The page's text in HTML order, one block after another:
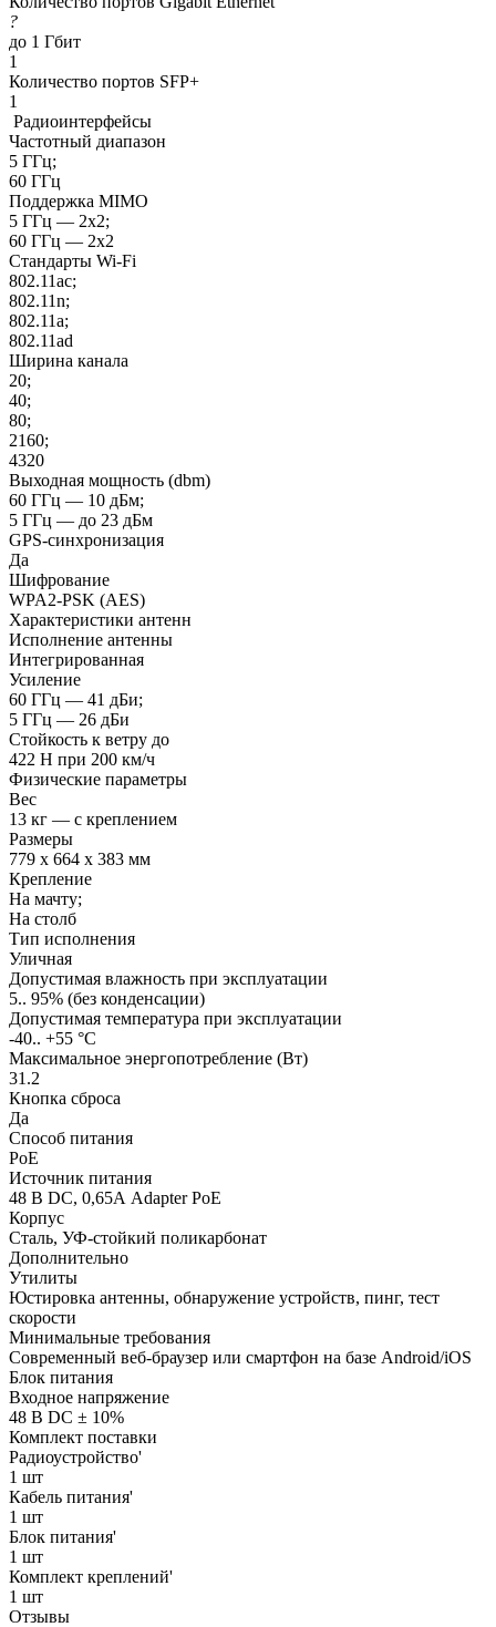
?
до 1 Гбит
1
Количество портов SFP+
1
Радиоинтерфейсы
Частотный диапазон
5 ГГц;
60 ГГц
Поддержка MIMO
5 ГГц — 2x2;
60 ГГц — 2x2
Стандарты Wi-Fi
802.11ac;
802.11n;
802.11a;
802.11ad
Ширина канала
20;
40;
80;
2160;
4320
Выходная мощность (dbm)
60 ГГц — 10 дБм;
5 ГГц — до 23 дБм
GPS-синхронизация
Да
Шифрование
WPA2-PSK (AES)
Характеристики антенн
Исполнение антенны
Интегрированная
Усиление
60 ГГц — 41 дБи;
5 ГГц — 26 дБи
Стойкость к ветру до
422 Н при 200 км/ч
Физические параметры
Вес
13 кг — с креплением
Размеры
779 х 664 х 383 мм
Крепление
На мачту;
На столб
Тип исполнения
Уличная
Допустимая влажность при эксплуатации
5.. 95% (без конденсации)
Допустимая температура при эксплуатации
-40.. +55 °C
Максимальное энергопотребление (Вт)
31.2
Кнопка сброса
Да
Способ питания
PoE
Источник питания
48 В DC, 0,65А Adapter PoE
Корпус
Сталь, УФ-стойкий поликарбонат
Дополнительно
Утилиты
Юстировка антенны, обнаружение устройств, пинг, тест
скорости
Минимальные требования
Современный веб-браузер или смартфон на базе Android/iOS
Блок питания
Входное напряжение
48 В DC ± 10%
Комплект поставки
Радиоустройство'
1 шт
Кабель питания'
1 шт
Блок питания'
1 шт
Комплект креплений'
1 шт
Отзывы